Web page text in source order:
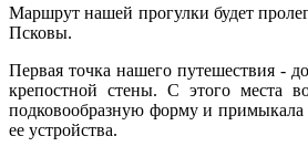
Маршрут нашей прогулки будет
Псковы.
Первая точка нашего путешествия -
крепостной стены. С этого места
подковообразную форму и примыкала
ее устройства.